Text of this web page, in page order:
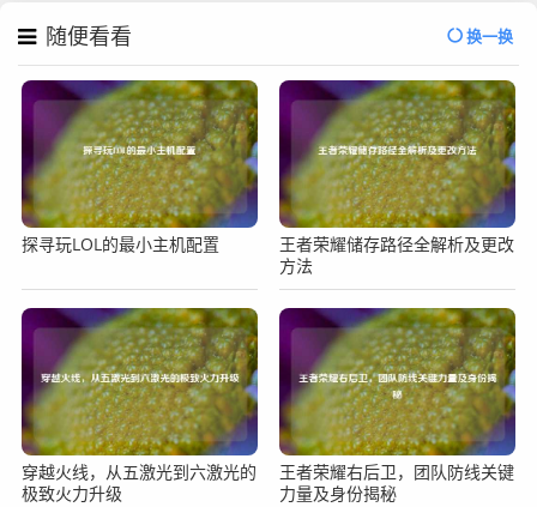
随便看看 换一换
探寻玩LOL的最小主机配置
王者荣耀储存路径全解析及更改
方法
穿越火线，从五激光到六激光的
极致火力升级
王者荣耀右后卫，团队防线关键
力量及身份揭秘